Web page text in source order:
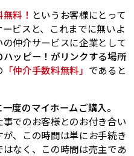
料！ というお客様にとって
ビスと、これまでに無いよ
仲介サービスに企業として
ハッピー！がリンクする場所
「仲介手数料無料」 であると
度のマイホームご購入。
でのお客様とのお付き合い
、この時間は単にお手続き
なく、この時間は売主であ